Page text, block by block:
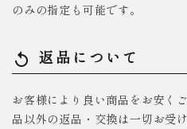
のみの指定も可能です。
replay 返品について
お客様により良い商品をお安く
品以外の返品・交換は一切お受